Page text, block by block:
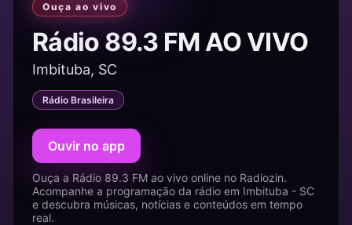
Ouça ao vivo
Rádio 89.3 FM AO VIVO
Imbituba, SC
Rádio Brasileira
Ouvir no app
Ouça a Rádio 89.3 FM ao vivo online no Radiozin.
Acompanhe a programação da rádio em Imbituba - SC
e descubra músicas, notícias e conteúdos em tempo
real.